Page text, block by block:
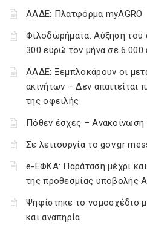
ΑΑΔΕ: Πλατφόρμα myAGRO
Φιλοδωρήματα: Αύξηση του
300 ευρώ τον μήνα σε
ΑΑΔΕ: Ξεμπλοκάρουν οι
ακινήτων – Δεν απαιτείται
της οφειλής
Πόθεν έσχες – Ανακοίνωση
Σε λειτουργία το gov.gr
e-ΕΦΚΑ: Παράταση μέχρι
της προθεσμίας υποβολής
Ψηφίστηκε το νομοσχέδιο
και αναπηρία